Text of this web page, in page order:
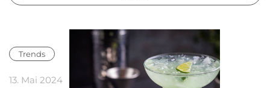
Trends
13. Mai 2024